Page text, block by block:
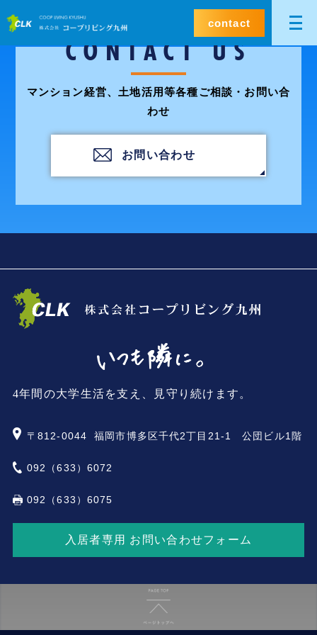
contact
CONTACT US
マンション経営、土地活用等各種ご相談・お問い合
わせ
お問い合わせ
4年間の大学生活を支え、見守り続けます。
〒812-0044 福岡市博多区千代2丁目21-1 公団ビル1階
092（633）6072
092（633）6075
入居者専用 お問い合わせフォーム